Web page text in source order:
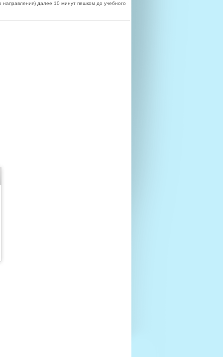
далее 10 минут пешком до учебного